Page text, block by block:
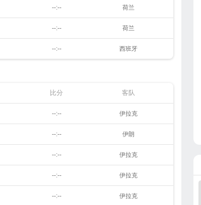
--:-- 荷兰
--:-- 荷兰
--:-- 西班牙
比分 客队
--:-- 伊拉克
--:-- 伊朗
--:-- 伊拉克
--:-- 伊拉克
--:-- 伊拉克